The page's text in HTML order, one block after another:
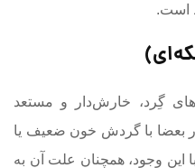
است.
گِرد، خارش‌دار و مستعد
بعضا با گردش خون ضعیف یا
این وجود، همچنان علت آن به